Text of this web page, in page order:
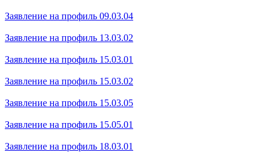
Заявление на профиль 09.03.04
Заявление на профиль 13.03.02
Заявление на профиль 15.03.01
Заявление на профиль 15.03.02
Заявление на профиль 15.03.05
Заявление на профиль 15.05.01
Заявление на профиль 18.03.01